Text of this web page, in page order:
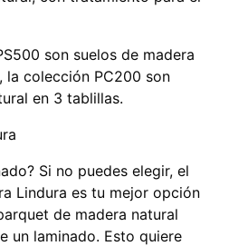
son suelos de madera
la colección PC200 son
en 3 tablillas.
Si no puedes elegir, el
Lindura es tu mejor opción
de madera natural
un laminado. Esto quiere